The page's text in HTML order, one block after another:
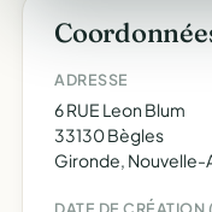
ADRESSE
6 RUE Leon Blum
33130 Bègles
Gironde, Nouvelle-